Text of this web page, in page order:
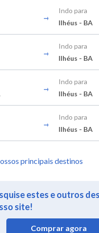
Indo para
Ilhéus - BA
Indo para
Ilhéus - BA
Indo para
Ilhéus - BA
Indo para
Ilhéus - BA
principais destinos
estes e outros
site!
Comprar agora